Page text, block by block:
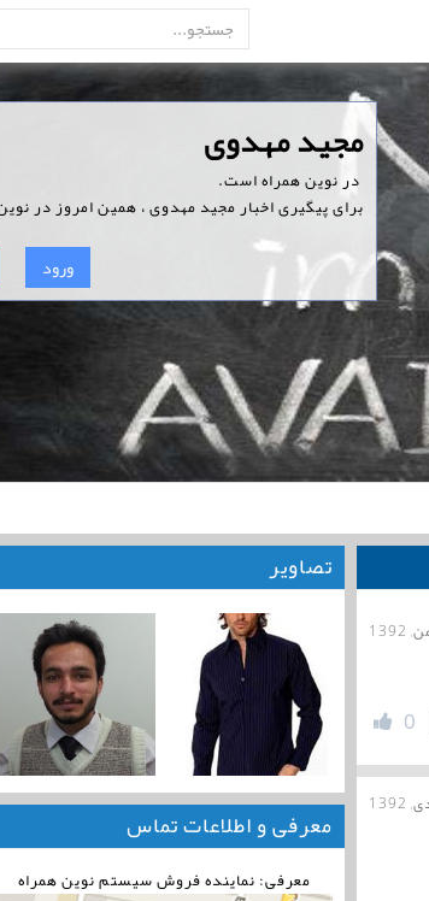
‏مجید مهدوی
‏ در نوین همراه است.
برای پیگیری اخبار مجید مهدوی ، همین امروز در
ورود
0
تصاویر
معرفی و اطلاعات تماس
معرفی: نماینده فروش سیستم نوین همراه